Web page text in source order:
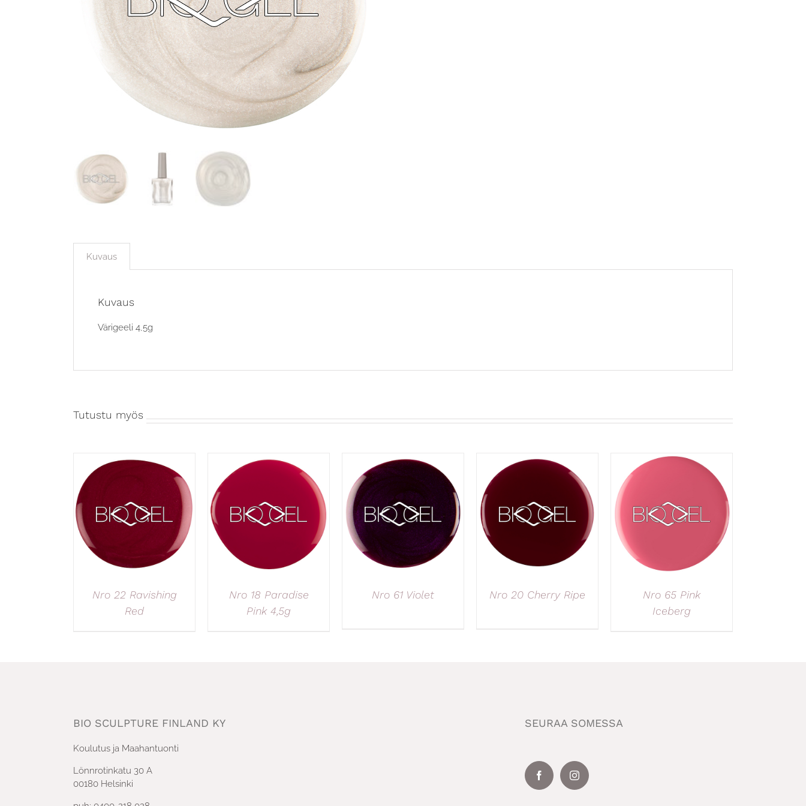
Kuvaus
Kuvaus
Värigeeli 4,5g
Tutustu myös
Nro 22 Ravishing
Red
Nro 18 Paradise
Pink 4,5g
Nro 61 Violet Nro 20 Cherry Ripe
Nro 65 Pink
Iceberg
BIO SCULPTURE FINLAND KY
Koulutus ja Maahantuonti
Lönnrotinkatu 30 A
00180 Helsinki
SEURAA SOMESSA